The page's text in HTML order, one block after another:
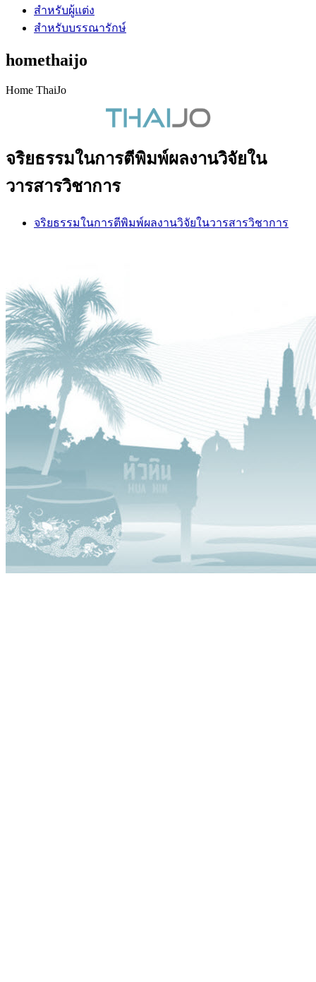
สำหรับผู้แต่ง
สำหรับบรรณารักษ์
homethaijo
Home ThaiJo
จริยธรรมในการตีพิมพ์ผลงานวิจัยใน
วารสารวิชาการ
จริยธรรมในการตีพิมพ์ผลงานวิจัยในวารสารวิชาการ